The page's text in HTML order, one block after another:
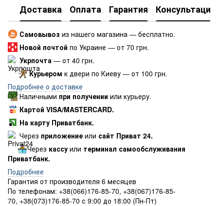
Доставка Оплата Гарантия Консультация
Самовывоз из нашего магазина — бесплатно.
Новой почтой по Украине — от 70 грн.
Укрпочта — от 40 грн.
Курьером к двери по Киеву — от 100 грн.
Подробнее о доставке
Наличными при получении или курьеру.
Картой VISA/MASTERCARD.
На карту Приватбанк.
Через приложение или сайт Приват 24.
Через кассу или терминал самообслуживания
Приватбанк.
Подробнее
Гарантия от производителя 6 месяцев
По телефонам: +38(066)176-85-70, +38(067)176-85-
70, +38(073)176-85-70 с 9:00 до 18:00 (Пн-Пт)